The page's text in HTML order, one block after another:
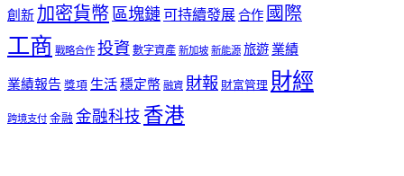
創新加密貨幣區塊鏈可持續發展合作國際
工商 戰略合作投資數字資產新加坡新能源旅遊業績
業績報告 獎項生活穩定幣融資 財報 財富管理財經
跨境支付金融 金融科技香港